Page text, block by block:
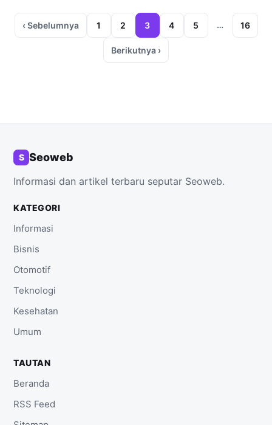
‹ Sebelumnya 1 2 3 4 5 … 16
Berikutnya ›
S Seoweb
Informasi dan artikel terbaru seputar Seoweb.
KATEGORI
Informasi
Bisnis
Otomotif
Teknologi
Kesehatan
Umum
TAUTAN
Beranda
RSS Feed